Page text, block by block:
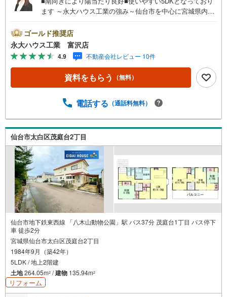
ます ～永大ハウス工業の強み～仙台市を中心に宮城県内の
けてご紹介！1.＜豊富な不動産知識＞戸建・マンション・
土地...と種別を問わず不動産を取り扱っております。更に
教育施設や商業施設、子育て環境や行政などの地域情報を
総合し、お客様により良い物件選びをして頂けるよう、し
っかりとサポートさせて頂きます。2.＜経験豊富なスタッ
フ＞当社では【購入】【売却】【引っ越し】【リフォー
に気になる住宅ローン各種税金についても、誠心誠意ご説
子様連れのご家族様で是非お越しください。営業時間:10:0
0～18:00（定休日火・水曜日※店舗により変動あり）現地の
ご案内も可能ですので、どうぞお気軽にお問い合わせくだ
ゴールド推奨店
永大ハウス工業 富沢店
4.9 不動産会社レビュー 10件
資料をもらう （無料）
電話する （通話料無料）
仙台市太白区茂庭台2丁目
仙台市地下鉄東西線 「八木山動物公園」駅 バス37分 茂庭台1丁目 バス停下
車 徒歩2分
宮城県仙台市太白区茂庭台2丁目
1984年9月（築42年）
5LDK / 地上2階建
土地264.05m2 /建物 135.94m2
リフォーム